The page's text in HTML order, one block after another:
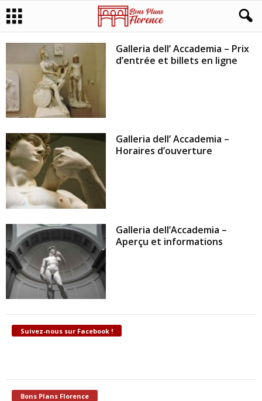
Galleria dell’ Accademia – Prix
d’entrée et billets en ligne
Galleria dell’ Accademia –
Horaires d’ouverture
Galleria dell’Accademia –
Aperçu et informations
Suivez-nous sur Facebook !
Bons Plans Florence